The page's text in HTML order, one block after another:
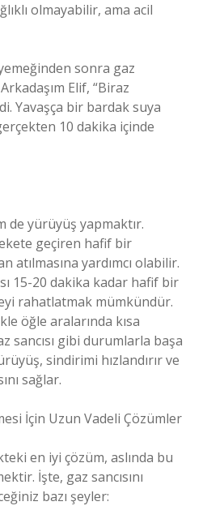
olmayabilir, ama acil
sonra gaz
Elif, “Biraz
Yavaşça bir bardak suya
10 dakika içinde
de yürüyüş yapmaktır.
geçiren hafif bir
atılmasına yardımcı olabilir.
15-20 dakika kadar hafif bir
rahatlatmak mümkündür.
öğle aralarında kısa
sancısı gibi durumlarla başa
sindirimi hızlandırır ve
sağlar.
İçin Uzun Vadeli Çözümler
en iyi çözüm, aslında bu
İşte, gaz sancısını
bazı şeyler: